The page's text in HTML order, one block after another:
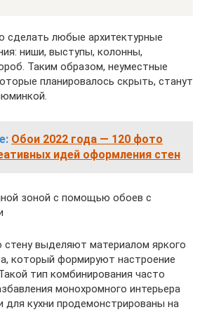
любые архитектурные
ниши, выступы, колонны,
Таким образом, неуместные
планировалось скрыть, станут
Обои 2022 года — 120 фото
идей оформления стен
зоной с помощью обоев с
выделяют материалом яркого
который формируют настроение
тип комбинирования часто
монохромного интерьера
для кухни продемонстрированы на